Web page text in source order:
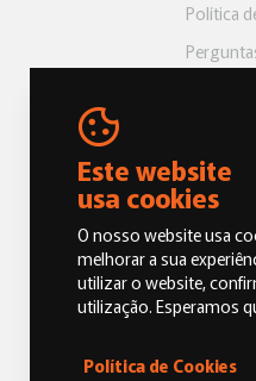
Política
© 2026 Dias e Vicentes,
Todos os
Este website
usa cookies
O nosso website usa
melhorar a sua
utilizar o website,
utilização. Esperamos
Política de Cookies